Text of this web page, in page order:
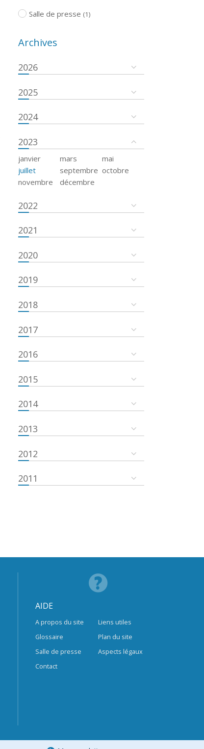
Salle de presse (1)
Archives
2026
2025
2024
2023
janvier mars
mai
juillet
septembre octobre
novembre
décembre
2022
2021
2020
2019
2018
2017
2016
2015
2014
2013
2012
2011
AIDE
A propos du site
Glossaire
Salle de presse
Contact
Liens utiles
Plan du site
Aspects légaux